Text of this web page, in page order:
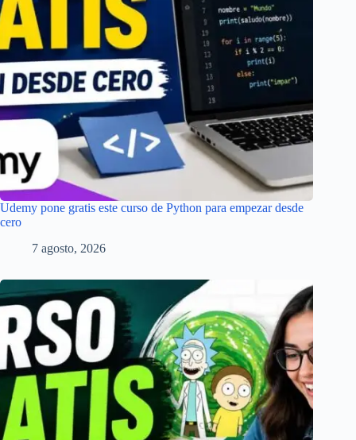
Udemy pone gratis este curso de Python para empezar desde
cero
7 agosto, 2026